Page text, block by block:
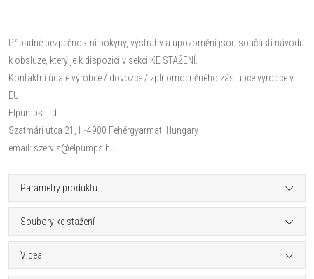
Případné bezpečnostní pokyny, výstrahy a upozornění jsou součástí návodu
k obsluze, který je k dispozici v sekci KE STAŽENÍ.
Kontaktní údaje výrobce / dovozce / zplnomocněného zástupce výrobce v
EU:
Elpumps Ltd.
Szatmári utca 21, H-4900 Fehérgyarmat, Hungary
email: szervis@elpumps.hu
Parametry produktu
Soubory ke stažení
Videa